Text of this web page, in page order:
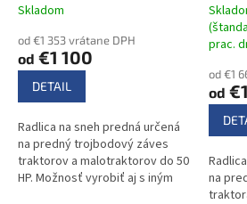
Skladom
od €1 353 vrátane DPH
od €1 100
DETAIL
Radlica na sneh predná určená
na predný trojbodový záves
traktorov a malotraktorov do 50
HP. Možnosť vyrobiť aj s iným
prac.
od €1
od
na